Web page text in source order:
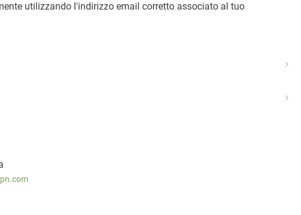
utilizzando l'indirizzo email corretto associato al tuo